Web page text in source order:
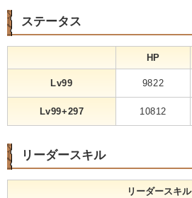
ステータス
HP
Lv99 9822
Lv99+297 10812
リーダースキル
リーダースキル